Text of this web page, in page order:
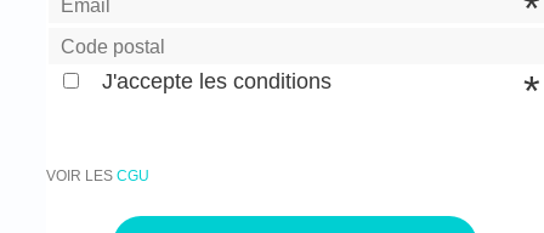
J'accepte les conditions
VOIR LES CGU